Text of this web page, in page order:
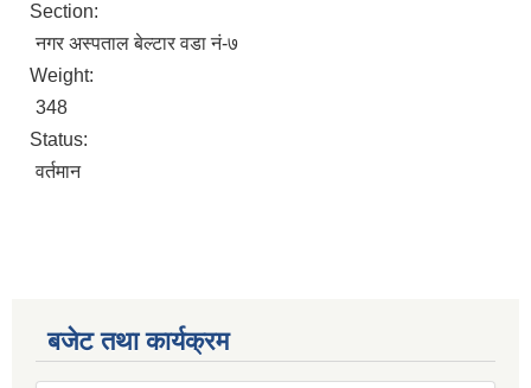
Section:
नगर अस्पताल बेल्टार वडा नं-७
Weight:
348
Status:
वर्तमान
बजेट तथा कार्यक्रम